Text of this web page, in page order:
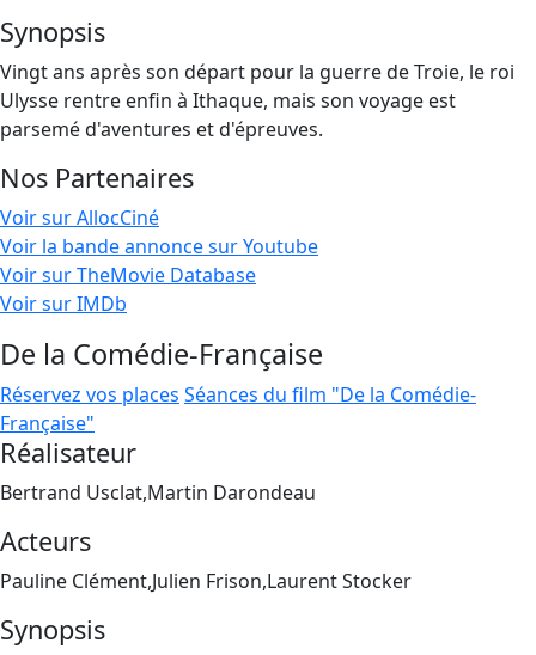
Synopsis
Vingt ans après son départ pour la guerre de Troie, le roi
Ulysse rentre enfin à Ithaque, mais son voyage est
parsemé d'aventures et d'épreuves.
Nos Partenaires
Voir sur AllocCiné
Voir la bande annonce sur Youtube
Voir sur TheMovie Database
Voir sur IMDb
De la Comédie-Française
Réservez vos places Séances du film "De la Comédie-
Française"
Réalisateur
Bertrand Usclat,Martin Darondeau
Acteurs
Pauline Clément,Julien Frison,Laurent Stocker
Synopsis